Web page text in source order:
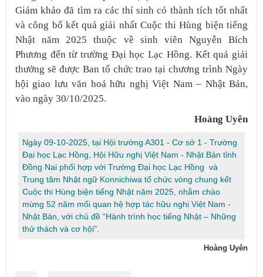
Giám khảo đã tìm ra các thí sinh có thành tích tốt nhất
và công bố kết quả giải nhất Cuộc thi Hùng biện tiếng
Nhật năm 2025 thuộc về sinh viên ​Nguyễn Bích
Phương đến từ trường Đại học Lạc Hồng. Kết quả giải
thưởng sẽ được Ban tổ chức trao tại chương trình Ngày
hội giao lưu văn hoá hữu nghị Việt Nam – Nhật Bản,
vào ngày 30/10/2025.
Hoàng Uyên
​Ngày 09-10-2025, tại Hội trường A301 - Cơ sở 1 - Trường
Đại học Lạc Hồng, Hội Hữu nghị Việt Nam - Nhật Bản tỉnh
Đồng Nai phối hợp với Trường Đại học Lạc Hồng và
Trung tâm Nhật ngữ Konnichi​wa tổ chức vòng chung kết
Cuộc thi Hùng biện tiếng Nhật năm 2025, nhằm chào
mừng 52 năm mối quan hệ hợp tác hữu nghị Việt Nam -
Nhật Bản, với chủ đề “Hành trình học tiếng Nhật – Những
thử thách và cơ hội".
Hoàng Uyên